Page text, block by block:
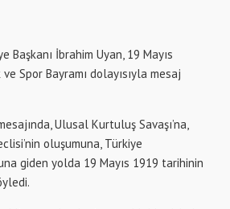
Başkanı İbrahim Uyan, 19 Mayıs
Spor Bayramı dolayısıyla mesaj
Ulusal Kurtuluş Savaşı’na,
oluşumuna, Türkiye
giden yolda 19 Mayıs 1919 tarihinin